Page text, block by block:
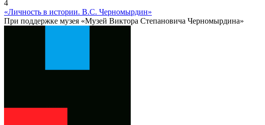
4
«Личность в истории. В.С. Черномырдин»
При поддержке музея «Музей Виктора Степановича Черномырдина»